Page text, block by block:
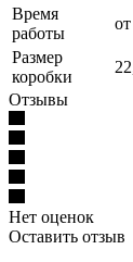
Время
работы
Размер
коробки
Отзывы
Нет оценок
Оставить отзыв